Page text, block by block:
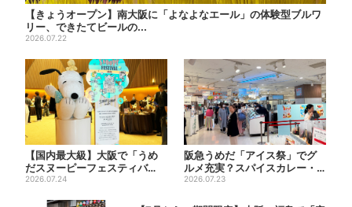
【きょうオープン】南大阪に「よなよなエール」の体験型ブルワ
リー、できたてビールの...
2026.07.22
【国内最大級】大阪で「うめ
だスヌーピーフェスティバ
ル」、約80ブランドが集結！
2026.07.24
阪急うめだ「アイス祭」でグ
ルメ充実？スパイスカレー・
ピザ・ポテト…“しょっぱい
2026.07.23